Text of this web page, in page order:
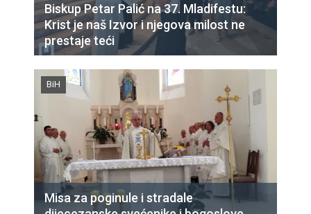
Biskup Petar Palić na 37. Mladifestu:
Krist je naš Izvor i njegova milost ne
prestaje teći
BiH
Misa za poginule i stradale